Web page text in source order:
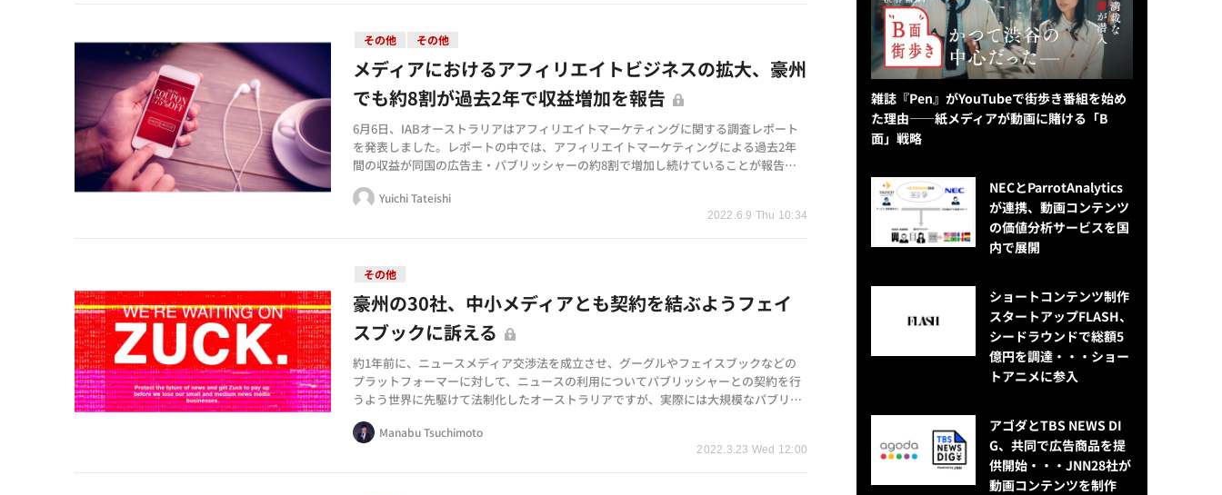
その他 その他
2022.6.9 Thu 10:34
メディアにおけるアフィリエイトビジネスの拡大、豪州
でも約8割が過去2年で収益増加を報告
6月6日、IABオーストラリアはアフィリエイトマーケティングに関する調査レポート
を発表しました。レポートの中では、アフィリエイトマーケティングによる過去2年
間の収益が同国の広告主・パブリッシャーの約8割で増加し続けていることが報告さ
れており、上記手法が収益…
Yuichi Tateishi
その他
2022.3.23 Wed 12:00
豪州の30社、中小メディアとも契約を結ぶようフェイ
スブックに訴える
約1年前に、ニュースメディア交渉法を成立させ、グーグルやフェイスブックなどの
プラットフォーマーに対して、ニュースの利用についてパブリッシャーとの契約を行
うよう世界に先駆けて法制化したオーストラリアですが、実際には大規模なパブリッ
シャーのみがその恩恵を…
Manabu Tsuchimoto
雑誌『Pen』がYouTubeで街歩き番組を始め
た理由——紙メディアが動画に賭ける「B
面」戦略
NECとParrotAnalytics
が連携、動画コンテンツ
の価値分析サービスを国
内で展開
ショートコンテンツ制作
スタートアップFLASH、
シードラウンドで総額5
億円を調達・・・ショー
トアニメに参入
アゴダとTBS NEWS DI
G、共同で広告商品を提
供開始・・・JNN28社が
動画コンテンツを制作